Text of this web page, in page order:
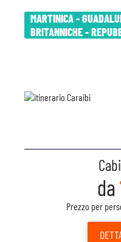
MARTINICA -
BRITANNICHE -
da
Prezzo per